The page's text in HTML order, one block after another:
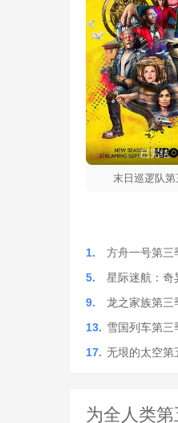
已完结
末日巡逻队第
1. 方舟一号第三
5.
星际迷航：
9.
龙之家族第三
13. 雪国列车第三
17. 无垠的太空
为全人类第